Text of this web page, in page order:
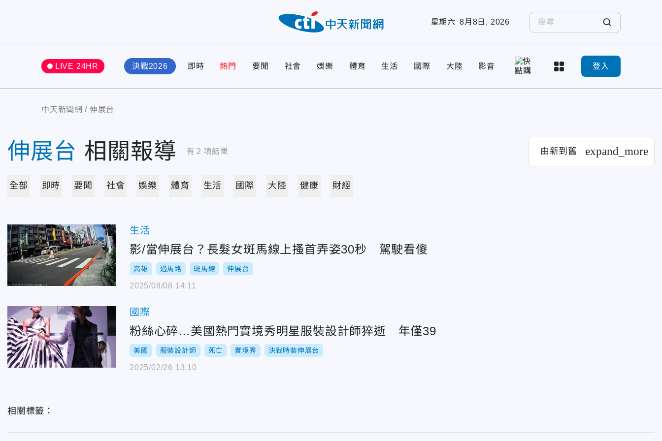
星期六 8月8日, 2026
LIVE 24HR 決戰2026 即時 熱門 要聞 社會 娛樂 體育 生活 國際 大陸 影音 登入
中天新聞網 伸展台
伸展台 相關報導 有 2 項結果 由新到舊 expand_more
全部 即時 要聞 社會 娛樂 體育 生活 國際 大陸 健康 財經
生活
影/當伸展台？長髮女斑馬線上搔首弄姿30秒 駕駛看傻
高雄 過馬路 斑馬線 伸展台
2025/08/08 14:11
國際
粉絲心碎…美國熱門實境秀明星服裝設計師猝逝 年僅39
美國 服裝設計師 死亡 實境秀 決戰時裝伸展台
2025/02/26 13:10
相關標籤：